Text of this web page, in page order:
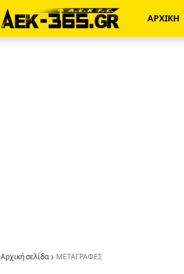
ΑΡΧΙΚΗ
Αρχική σελίδα ΜΕΤΑΓΡΑΦΕΣ